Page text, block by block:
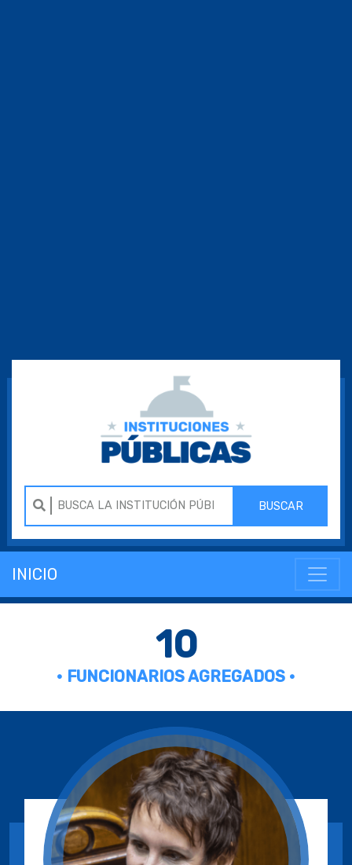
BUSCAR
INICIO
10
• FUNCIONARIOS AGREGADOS •